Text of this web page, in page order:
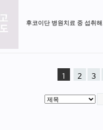
후코이단 병원치료 중 섭취
1 2 3